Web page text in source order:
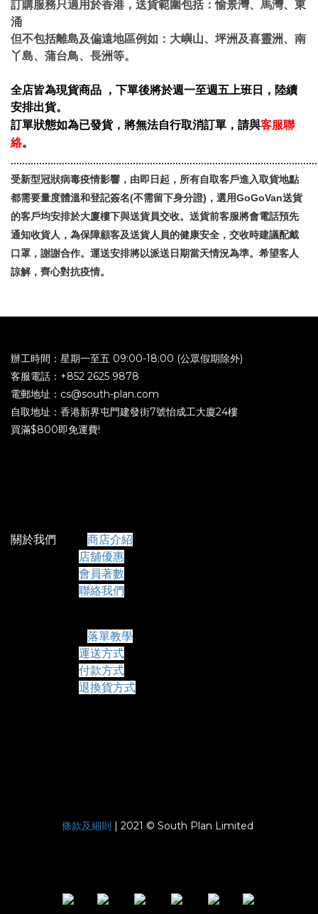
訂購服務只適用於香港，送貨範圍包括：愉景灣、馬灣、東
涌
但不包括離島及偏遠地區例如：大嶼山、坪洲及喜靈洲、南
丫島、蒲台鳥、長洲等。
全店皆為現貨商品
，下單後將於週一至週五上班日，陸續
安排出貨。
訂單狀態如為已發貨，將無法自行取消訂單，請與客服聯
絡。
受新型冠狀病毒疫情影響，由即日起，所有自取客戶進入取貨地點
都需要量度體溫和登記簽名(不需留下身分證) ，選用GoGoVan送貨
的客戶均安排於大廈樓下與送貨員交收。送貨前客服將會電話預先
通知收貨人，為保障顧客及送貨人員的健康安全，交收時建議配戴
口罩，謝謝合作。運送安排將以派送日期當天情況為準。希望客人
諒解，齊心對抗疫情。
辦工時間：星期一至五 09:00-18:00 (公眾假期除外)
客服電話：+852 2625 9878
電郵地址：cs@south-plan.com
自取地址：香港新界屯門建發街7號怡成工大廈24樓
買滿$800即免運費!
關於我們 商店介紹
店舖優惠
會員著數
聯絡我們
落單教學
運送方式
付款方式
退換貨方式
條款及細則 | 2021 © South Plan Limited